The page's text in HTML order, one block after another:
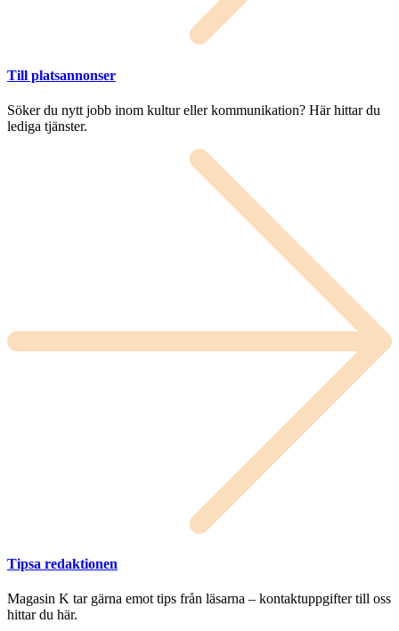
Till platsannonser
Söker du nytt jobb inom kultur eller kommunikation? Här hittar du
lediga tjänster.
Tipsa redaktionen
Magasin K tar gärna emot tips från läsarna – kontaktuppgifter till oss
hittar du här.